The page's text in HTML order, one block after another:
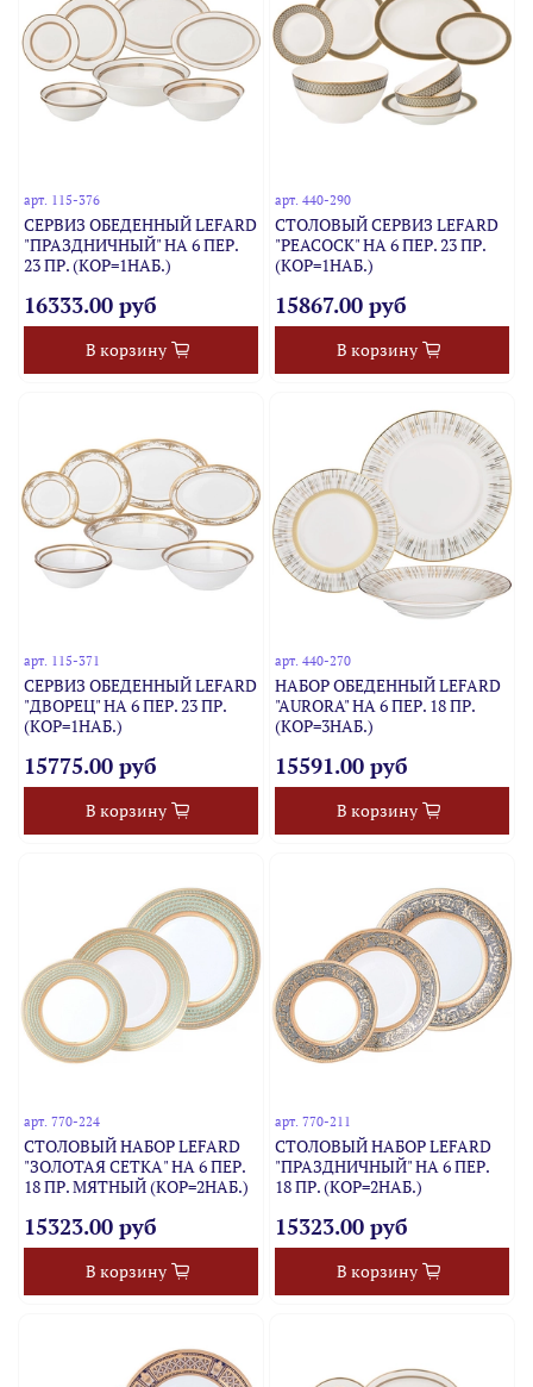
арт. 115-376
СЕРВИЗ ОБЕДЕННЫЙ LEFARD
"ПРАЗДНИЧНЫЙ" НА 6 ПЕР.
23 ПР. (КОР=1НАБ.)
16333.00 руб
В корзину
арт. 440-290
СТОЛОВЫЙ СЕРВИЗ LEFARD
"PEACOCK" НА 6 ПЕР. 23 ПР.
(КОР=1НАБ.)
15867.00 руб
В корзину
арт. 115-371
СЕРВИЗ ОБЕДЕННЫЙ LEFARD
"ДВОРЕЦ" НА 6 ПЕР. 23 ПР.
(КОР=1НАБ.)
15775.00 руб
В корзину
арт. 440-270
НАБОР ОБЕДЕННЫЙ LEFARD
"AURORA" НА 6 ПЕР. 18 ПР.
(КОР=3НАБ.)
15591.00 руб
В корзину
арт.770-224
СТОЛОВЫЙ НАБОР LEFARD
"ЗОЛОТАЯ СЕТКА" НА 6 ПЕР.
18 ПР. МЯТНЫЙ (КОР=2НАБ.)
15323.00 руб
В корзину
арт. 770-211
СТОЛОВЫЙ НАБОР LEFARD
"ПРАЗДНИЧНЫЙ" НА 6 ПЕР.
18 ПР. (КОР=2НАБ.)
15323.00 руб
В корзину